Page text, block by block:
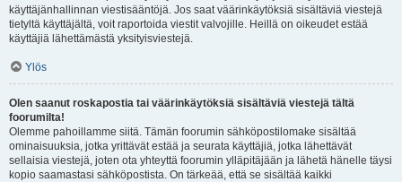
käyttäjänhallinnan viestisääntöjä. Jos saat väärinkäytöksiä sisältäviä viestejä
tietyltä käyttäjältä, voit raportoida viestit valvojille. Heillä on oikeudet estää
käyttäjiä lähettämästä yksityisviestejä.
Ylös
Olen saanut roskapostia tai väärinkäytöksiä sisältäviä viestejä tältä
foorumilta!
Olemme pahoillamme siitä. Tämän foorumin sähköpostilomake sisältää
ominaisuuksia, jotka yrittävät estää ja seurata käyttäjiä, jotka lähettävät
sellaisia viestejä, joten ota yhteyttä foorumin ylläpitäjään ja lähetä hänelle täysi
kopio saamastasi sähköpostista. On tärkeää, että se sisältää kaikki